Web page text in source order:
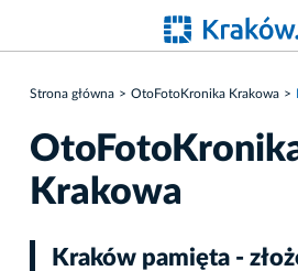
Strona główna OtoFotoKronika Krakowa
Krakowa
Kraków pamięta -